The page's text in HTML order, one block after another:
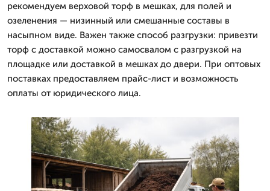
рекомендуем верховой торф в мешках, для полей и
озеленения — низинный или смешанные составы в
насыпном виде. Важен также способ разгрузки: привезти
торф с доставкой можно самосвалом с разгрузкой на
площадке или доставкой в мешках до двери. При оптовых
поставках предоставляем прайс-лист и возможность
оплаты от юридического лица.